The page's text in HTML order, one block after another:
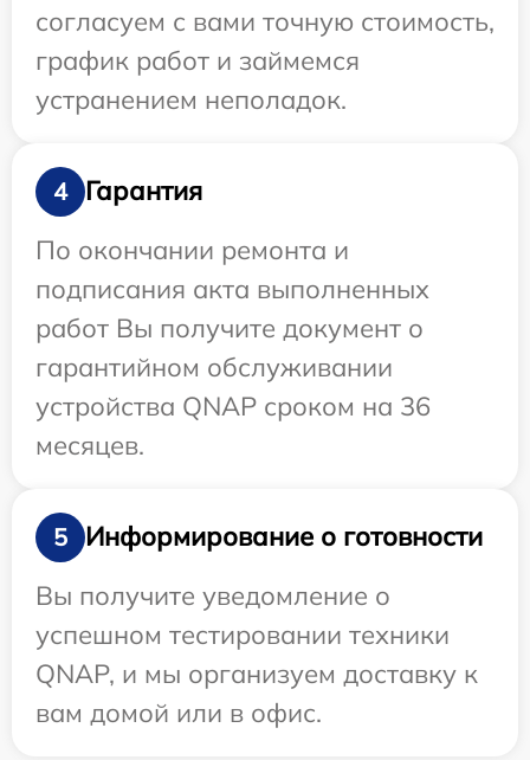
согласуем с вами точную стоимость,
график работ и займемся
устранением неполадок.
4
Гарантия
По окончании ремонта и
подписания акта выполненных
работ Вы получите документ о
гарантийном обслуживании
устройства QNAP сроком на 36
месяцев.
5
Информирование о готовности
Вы получите уведомление о
успешном тестировании техники
QNAP, и мы организуем доставку к
вам домой или в офис.